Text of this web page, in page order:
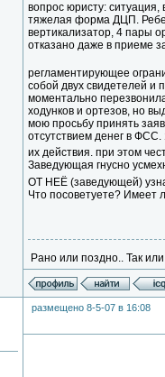
вопрос юристу:
тяжелая форма ДЦП.
вертикализатор, 4 пары
отказано даже в приеме
регламентирующее
собой двух свидетелей
моментально
ходунков и ортезов, но
мою просьбу принять
отсутствием денег в
их действия. при этом
Заведующая гнусно
ОТ НЕЁ (заведующей)
Что посоветуете? Имеет
Рано или поздно.. Так
размещено 8-5-07 в 16:08